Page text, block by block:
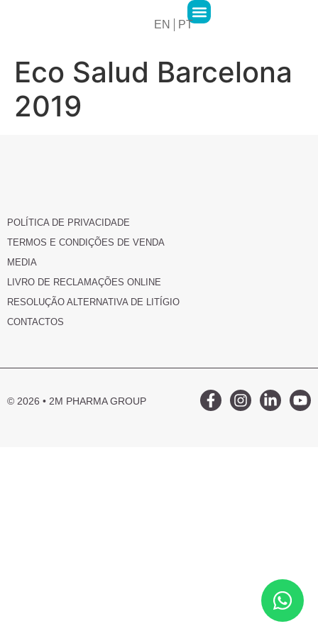
EN PT
Eco Salud Barcelona
2019
POLÍTICA DE PRIVACIDADE
TERMOS E CONDIÇÕES DE VENDA
MEDIA
LIVRO DE RECLAMAÇÕES ONLINE
RESOLUÇÃO ALTERNATIVA DE LITÍGIO
CONTACTOS
© 2026 • 2M PHARMA GROUP